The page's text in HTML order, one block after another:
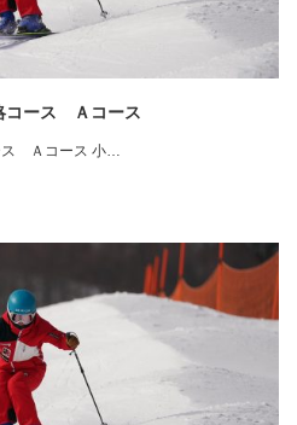
コース Ａコース
ス Ａコース 小…